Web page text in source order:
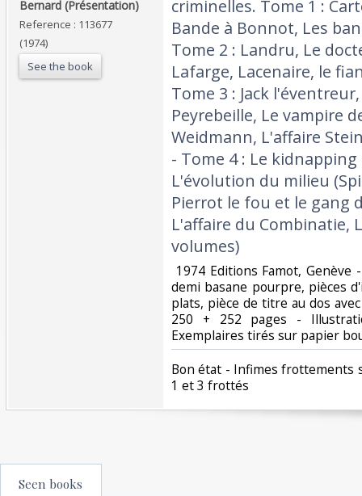
Bernard (Présentation)‎
Reference : 113677
(1974)
See the book
criminelles. Tome 1 :
Bande à Bonnot, Les
Tome 2 : Landru, Le
Lafarge, Lacenaire, le
Tome 3 : Jack
Peyrebeille, Le vampire
Weidmann, L'affaire
- Tome 4 : Le
L'évolution du milieu
Pierrot le fou et le gang
L'affaire du Combinatie,
volumes)‎
1974 Editions Famot,
demi basane pourpre, pièces
plats, pièce de titre au dos
250 + 252 pages -
Exemplaires tirés sur papier
‎Bon état - Infimes frottements
1 et 3 frottés ‎
Seen books